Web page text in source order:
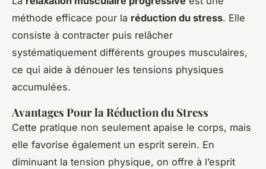
méthode efficace pour la réduction du stress. Elle
consiste à contracter puis relâcher
systématiquement différents groupes musculaires,
ce qui aide à dénouer les tensions physiques
accumulées.
Avantages Pour la Réduction du Stress
Cette pratique non seulement apaise le corps, mais
elle favorise également un esprit serein. En
diminuant la tension physique, on offre à l’esprit